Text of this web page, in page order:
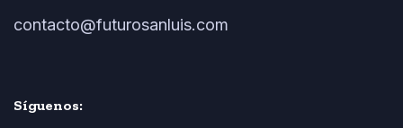
contacto@futurosanluis.com
Síguenos: